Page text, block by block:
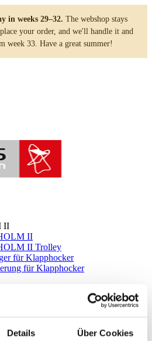
Details Über Cookies
in weeks 29–32. The webshop stays
your order, and we'll handle it and
week 33. Have a great summer!
II
II
II Trolley
für Klapphocker
für Klapphocker